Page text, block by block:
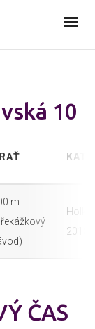
10
m
Holky
2018
ČAS